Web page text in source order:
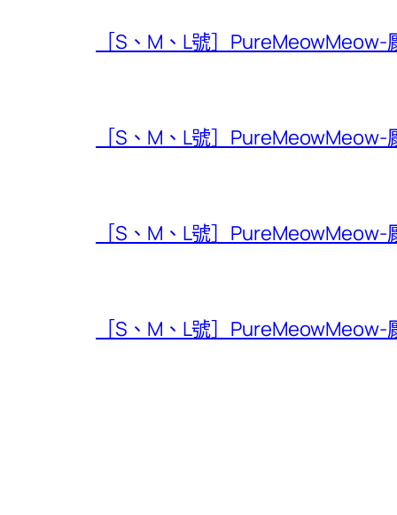
［S、M、L號］
［S、M、L號］
［S、M、L號］
［S、M、L號］